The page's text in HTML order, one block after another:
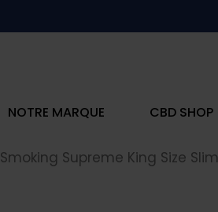
NOTRE MARQUE CBD SHOP
Smoking Supreme King Size Slim